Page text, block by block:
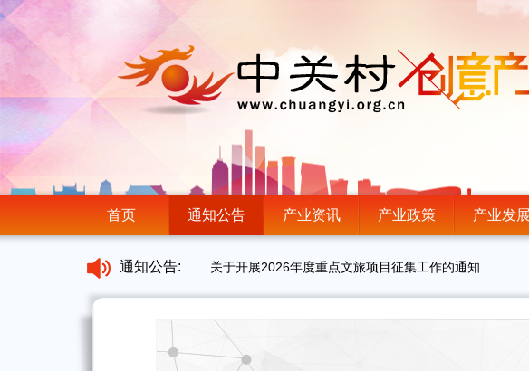
首页 通知公告 产业资讯 产业政策 产业发展
通知公告: 关于开展2026年度重点文旅项目征集工作的通知
首发月｜寻找最敢创新的AI新物种，解锁年度顶配首发
北京市新闻出版局关于开展2026年度北京市实体书店扶